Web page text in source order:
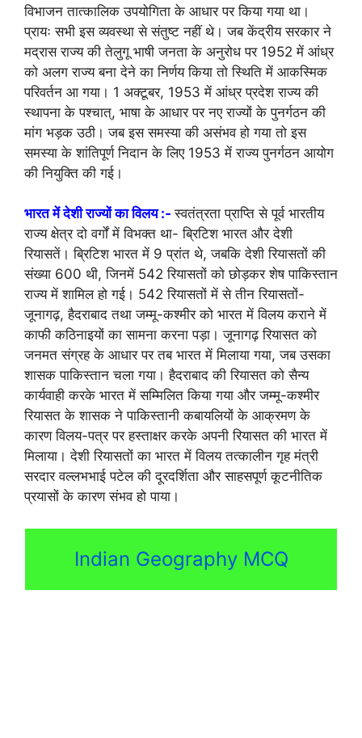
विभाजन तात्कालिक उपयोगिता के आधार पर किया गया था।
प्रायः सभी इस व्यवस्था से संतुष्ट नहीं थे। जब केंद्रीय सरकार ने
मद्रास राज्य की तेलुगू भाषी जनता के अनुरोध पर 1952 में आंध्र
को अलग राज्य बना देने का निर्णय किया तो स्थिति में आकस्मिक
परिवर्तन आ गया। 1 अक्टूबर, 1953 में आंध्र प्रदेश राज्य की
स्थापना के पश्चात्, भाषा के आधार पर नए राज्यों के पुनर्गठन की
मांग भड़क उठी। जब इस समस्या की असंभव हो गया तो इस
समस्या के शांतिपूर्ण निदान के लिए 1953 में राज्य पुनर्गठन आयोग
की नियुक्ति की गई।
भारत में देशी राज्यों का विलय :- स्वतंत्रता प्राप्ति से पूर्व भारतीय
राज्य क्षेत्र दो वर्गों में विभक्त था- ब्रिटिश भारत और देशी
रियासतें। ब्रिटिश भारत में 9 प्रांत थे, जबकि देशी रियासतों की
संख्या 600 थी, जिनमें 542 रियासतों को छोड़कर शेष पाकिस्तान
राज्य में शामिल हो गई। 542 रियासतों में से तीन रियासतों-
जूनागढ़, हैदराबाद तथा जम्मू-कश्मीर को भारत में विलय कराने में
काफी कठिनाइयों का सामना करना पड़ा। जूनागढ़ रियासत को
जनमत संग्रह के आधार पर तब भारत में मिलाया गया, जब उसका
शासक पाकिस्तान चला गया। हैदराबाद की रियासत को सैन्य
कार्यवाही करके भारत में सम्मिलित किया गया और जम्मू-कश्मीर
रियासत के शासक ने पाकिस्तानी कबायलियों के आक्रमण के
कारण विलय-पत्र पर हस्ताक्षर करके अपनी रियासत की भारत में
मिलाया। देशी रियासतों का भारत में विलय तत्कालीन गृह मंत्री
सरदार वल्लभभाई पटेल की दूरदर्शिता और साहसपूर्ण कूटनीतिक
प्रयासों के कारण संभव हो पाया।
Indian Geography MCQ